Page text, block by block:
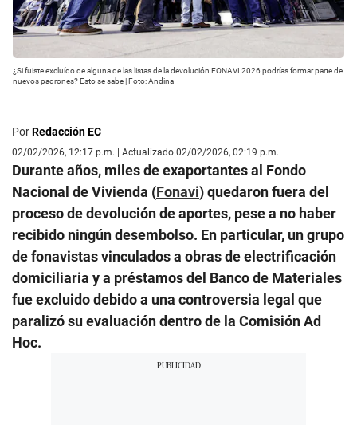
¿Si fuiste excluído de alguna de las listas de la devolución FONAVI 2026 podrías formar parte de
nuevos padrones? Esto se sabe | Foto: Andina
PorRedacción EC
02/02/2026, 12:17 p.m. | Actualizado 02/02/2026, 02:19 p.m.
Durante años, miles de exaportantes al Fondo
Nacional de Vivienda (Fonavi) quedaron fuera del
proceso de devolución de aportes, pese a no haber
recibido ningún desembolso. En particular, un grupo
de fonavistas vinculados a obras de electrificación
domiciliaria y a préstamos del Banco de Materiales
fue excluido debido a una controversia legal que
paralizó su evaluación dentro de la Comisión Ad
Hoc.